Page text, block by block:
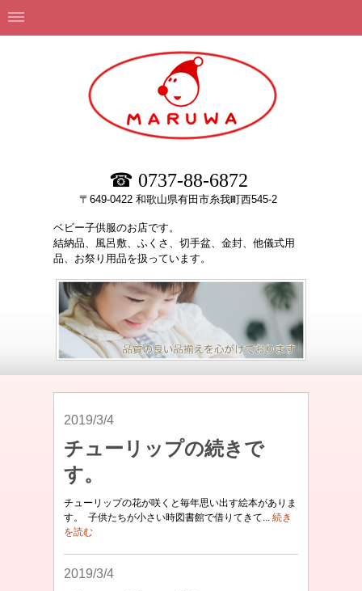
☎ 0737-88-6872
〒649-0422 和歌山県有田市糸我町西545-2
ベビー子供服のお店です。
結納品、風呂敷、ふくさ、切手盆、金封、他儀式用
品、お祭り用品を扱っています。
2019/3/4
チューリップの続きで
す。
チューリップの花が咲くと毎年思い出す絵本がありま
す。 子供たちが小さい時図書館で借りてきて... 続き
を読む
2019/3/4